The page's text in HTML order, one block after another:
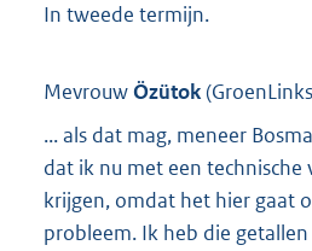
In tweede termijn.
MevrouwÖzütok(GroenLinks
... als dat mag, meneer
dat ik nu met een technische
krijgen, omdat het hier gaat
probleem. Ik heb die